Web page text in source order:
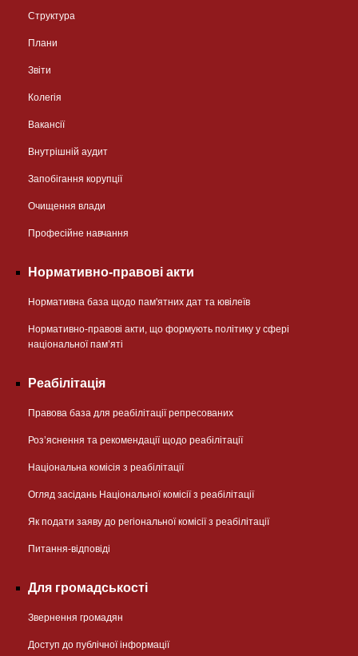
Структура
Плани
Звіти
Колегія
Вакансії
Внутрішній аудит
Запобігання корупції
Очищення влади
Професійне навчання
Нормативно-правові акти
Нормативна база щодо пам'ятних дат та ювілеїв
Нормативно-правові акти, що формують політику у сфері
національної памʼяті
Реабілітація
Правова база для реабілітації репресованих
Розʼяснення та рекомендації щодо реабілітації
Національна комісія з реабілітації
Огляд засідань Національної комісії з реабілітації
Як подати заяву до регіональної комісії з реабілітації
Питання-відповіді
Для громадськості
Звернення громадян
Доступ до публічної інформації